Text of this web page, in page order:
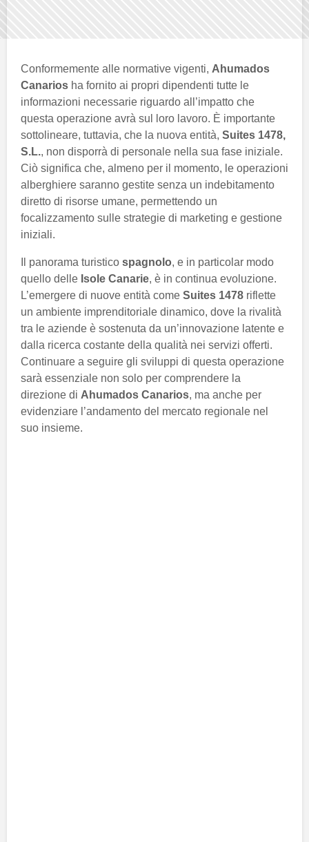
Conformemente alle normative vigenti, Ahumados
Canarios ha fornito ai propri dipendenti tutte le
informazioni necessarie riguardo all’impatto che
questa operazione avrà sul loro lavoro. È importante
sottolineare, tuttavia, che la nuova entità, Suites 1478,
S.L., non disporrà di personale nella sua fase iniziale.
Ciò significa che, almeno per il momento, le operazioni
alberghiere saranno gestite senza un indebitamento
diretto di risorse umane, permettendo un
focalizzamento sulle strategie di marketing e gestione
iniziali.
Il panorama turistico spagnolo, e in particolar modo
quello delle Isole Canarie, è in continua evoluzione.
L’emergere di nuove entità come Suites 1478 riflette
un ambiente imprenditoriale dinamico, dove la rivalità
tra le aziende è sostenuta da un’innovazione latente e
dalla ricerca costante della qualità nei servizi offerti.
Continuare a seguire gli sviluppi di questa operazione
sarà essenziale non solo per comprendere la
direzione di Ahumados Canarios, ma anche per
evidenziare l’andamento del mercato regionale nel
suo insieme.